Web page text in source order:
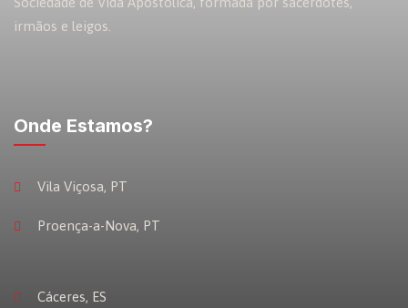
irmãos e leigos.
Onde Estamos?
Vila Viçosa, PT
Proença-a-Nova, PT
Cáceres, ES